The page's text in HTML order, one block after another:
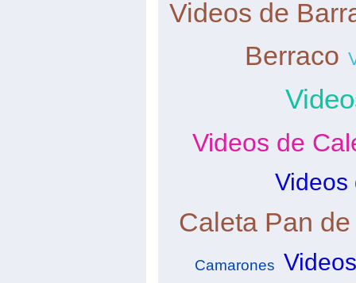
Videos de
Berraco
Videos de
Videos
Caleta Pan
Camarones